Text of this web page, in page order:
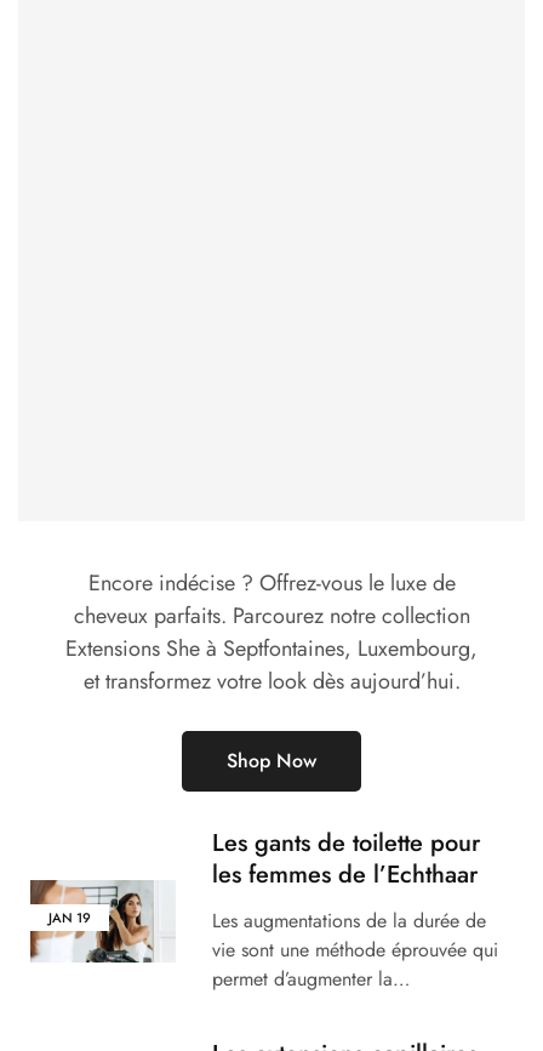
Encore indécise ? Offrez-vous le luxe de
cheveux parfaits. Parcourez notre collection
Extensions She à Septfontaines, Luxembourg,
et transformez votre look dès aujourd’hui.
Shop Now
JAN 19
Les gants de toilette pour
les femmes de l’Echthaar
Les augmentations de la durée de
vie sont une méthode éprouvée qui
permet d’augmenter la…